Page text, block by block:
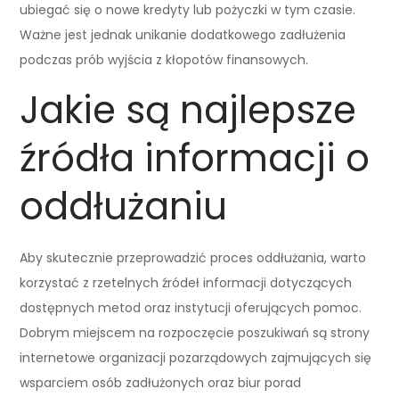
ubiegać się o nowe kredyty lub pożyczki w tym czasie.
Ważne jest jednak unikanie dodatkowego zadłużenia
podczas prób wyjścia z kłopotów finansowych.
Jakie są najlepsze
źródła informacji o
oddłużaniu
Aby skutecznie przeprowadzić proces oddłużania, warto
korzystać z rzetelnych źródeł informacji dotyczących
dostępnych metod oraz instytucji oferujących pomoc.
Dobrym miejscem na rozpoczęcie poszukiwań są strony
internetowe organizacji pozarządowych zajmujących się
wsparciem osób zadłużonych oraz biur porad